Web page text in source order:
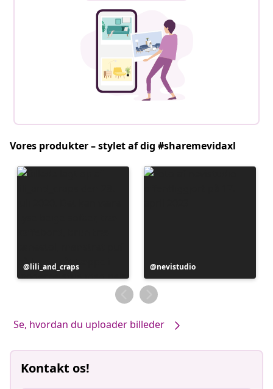
Vores produkter – stylet af dig #sharemevidaxl
Opslag
offentliggjort
lili_and_craps
Opslag
offentliggjort
af
nevistudio
Se, hvordan du uploader billeder
Kontakt os!